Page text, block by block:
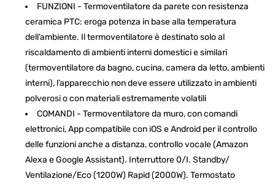
FUNZIONI - Termoventilatore da parete con resistenza
ceramica PTC: eroga potenza in base alla temperatura
dell’ambiente. Il termoventilatore è destinato solo al
riscaldamento di ambienti interni domestici e similari
(termoventilatore da bagno, cucina, camera da letto, ambienti
interni), l’apparecchio non deve essere utilizzato in ambienti
polverosi o con materiali estremamente volatili
COMANDI - Termoventilatore da muro, con comandi
elettronici, App compatibile con iOS e Android per il controllo
delle funzioni anche a distanza, controllo vocale (Amazon
Alexa e Google Assistant). Interruttore 0/I. Standby/
Ventilazione/Eco (1200W) Rapid (2000W). Termostato